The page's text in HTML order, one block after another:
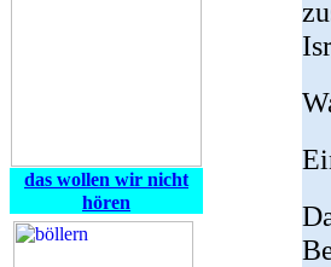
das wollen wir nicht
hören